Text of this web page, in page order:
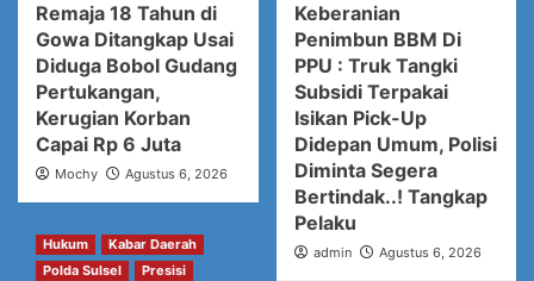
Remaja 18 Tahun di
Gowa Ditangkap Usai
Diduga Bobol Gudang
Pertukangan,
Kerugian Korban
Capai Rp 6 Juta
Mochy Agustus 6, 2026
Keberanian
Penimbun BBM Di
PPU : Truk Tangki
Subsidi Terpakai
Isikan Pick-Up
Didepan Umum, Polisi
Diminta Segera
Bertindak..! Tangkap
Pelaku
admin Agustus 6, 2026
Hukum
Kabar Daerah
Polda Sulsel
Presisi